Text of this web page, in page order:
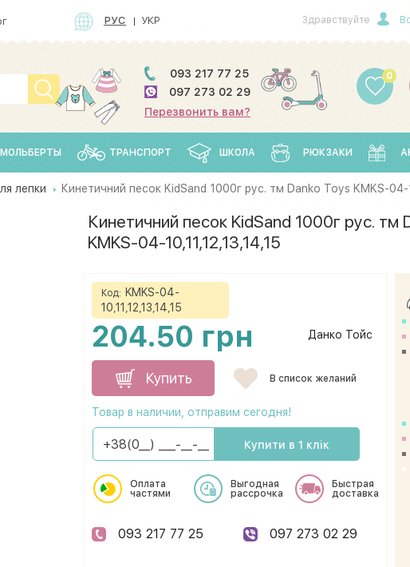
РУС УКР Здравствуйте
093 217 77 25
097 273 02 29
Перезвонить вам?
0
МОЛЬБЕРТЫ ТРАНСПОРТ ШКОЛА РЮКЗАКИ
лепки Кинетичний песок KidSand 1000г рус. тм Danko Toys KMKS-04-
Кинетичний песок KidSand 1000г рус. тм
KMKS-04-10,11,12,13,14,15
Код: KMKS-04-
10,11,12,13,14,15
204.50 грн Данко Тойс
Купить В список желаний
Товар в наличии, отправим сегодня!
Купити в 1 клік
Оплата
частями
Выгодная
рассрочка
Быстрая
доставка
093 217 77 25 097 273 02 29